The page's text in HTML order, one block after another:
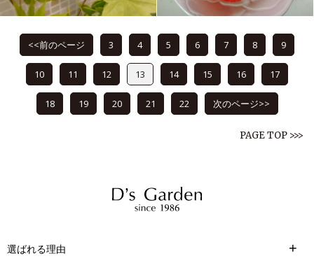
<<前のページ 3 4 5 6 7 8 9
10 11 12 13 14 15 16 17
18 19 20 21 22 次のページ>>
PAGE TOP >>>
選ばれる理由